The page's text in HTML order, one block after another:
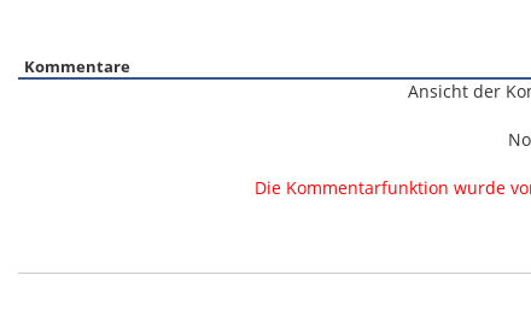
Kommentare
Ansicht der
Die Kommentarfunktion wurde